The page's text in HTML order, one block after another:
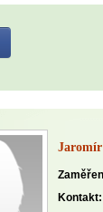
Kontakt: